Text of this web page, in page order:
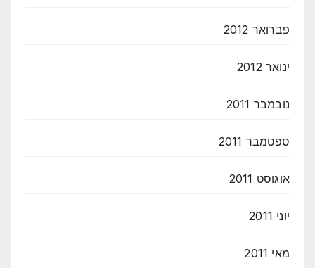
פברואר 2012
ינואר 2012
נובמבר 2011
ספטמבר 2011
אוגוסט 2011
יוני 2011
מאי 2011